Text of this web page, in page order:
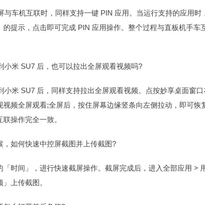
车机互联时，同样支持一键 PIN 应用。当运行支持的应用时
的提示，点击即可完成 PIN 应用操作。整个过程与直板机手车
米 SU7 后，也可以拉出全屏观看视频吗?
米 SU7 后，同样支持拉出全屏观看视频。点按妙享桌面窗口
频全屏观看;全屏后，按住屏幕边缘竖条向左侧拉动，即可恢
操作完全一致。
如何快速中控屏截图并上传截图?
间」，进行快速截屏操作。截屏完成后，进入全部应用 >
上传截图。